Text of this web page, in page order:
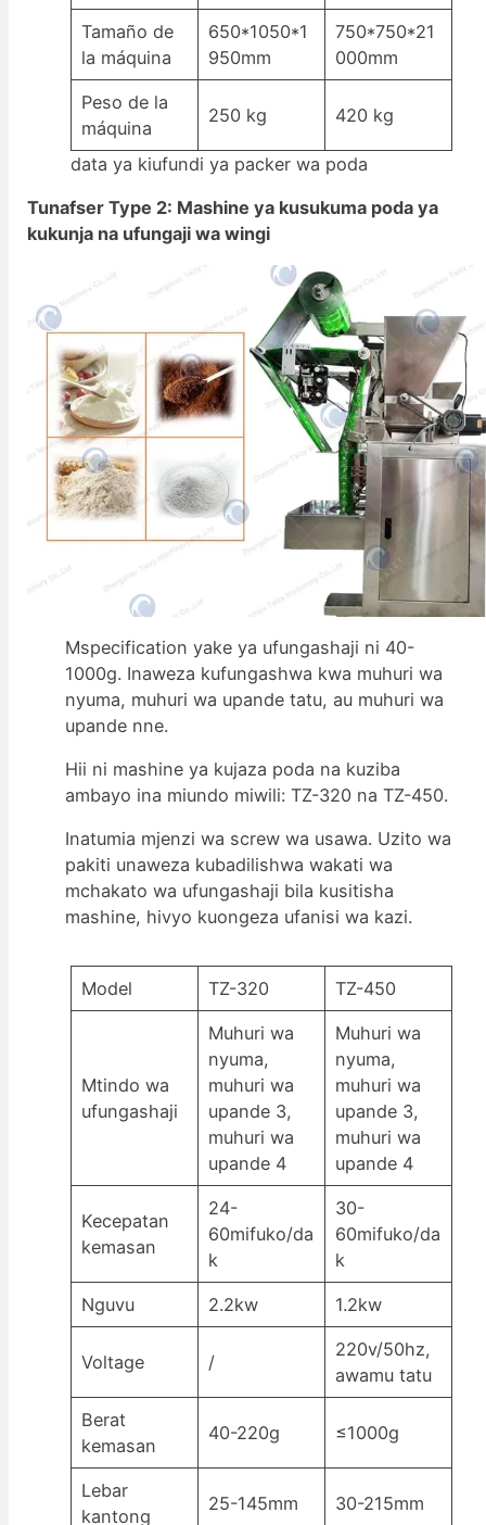
Tamaño de
la máquina
650*1050*1
950mm
750*750*21
000mm
Peso de la
máquina
250 kg 420 kg
data ya kiufundi ya packer wa poda
Tunafser Type 2: Mashine ya kusukuma poda ya
kukunja na ufungaji wa wingi
Mspecification yake ya ufungashaji ni 40-
1000g. Inaweza kufungashwa kwa muhuri wa
nyuma, muhuri wa upande tatu, au muhuri wa
upande nne.
Hii ni mashine ya kujaza poda na kuziba
ambayo ina miundo miwili: TZ-320 na TZ-450.
Inatumia mjenzi wa screw wa usawa. Uzito wa
pakiti unaweza kubadilishwa wakati wa
mchakato wa ufungashaji bila kusitisha
mashine, hivyo kuongeza ufanisi wa kazi.
Model TZ-320 TZ-450
Mtindo wa
ufungashaji
Muhuri wa
nyuma,
muhuri wa
upande 3,
muhuri wa
upande 4
Muhuri wa
nyuma,
muhuri wa
upande 3,
muhuri wa
upande 4
Kecepatan
kemasan
24-
60mifuko/da
k
30-
60mifuko/da
k
Nguvu 2.2kw 1.2kw
Voltage /
220v/50hz,
awamu tatu
Berat
kemasan
40-220g ≤1000g
Lebar
kantong
25-145mm 30-215mm